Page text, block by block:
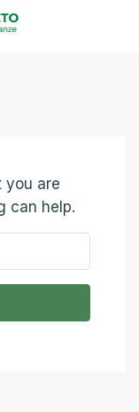
you are
can help.